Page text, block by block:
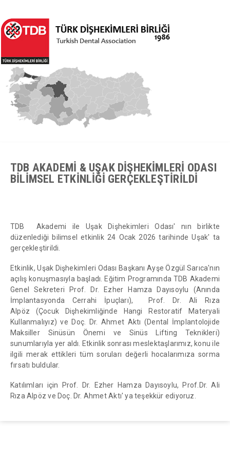
TDB AKADEMİ & UŞAK DİŞHEKİMLERİ ODASI
BİLİMSEL ETKİNLİĞİ GERÇEKLEŞTİRİLDİ
TDB Akademi ile Uşak Dişhekimleri Odası' nın birlikte
düzenlediği bilimsel etkinlik 24 Ocak 2026 tarihinde Uşak' ta
gerçekleştirildi.
Etkinlik, Uşak Dişhekimleri Odası Başkanı Ayşe Özgül Sarıca'nın
açılış konuşmasıyla başladı. Eğitim Programında TDB Akademi
Genel Sekreteri Prof. Dr. Ezher Hamza Dayısoylu (Anında
İmplantasyonda Cerrahi İpuçları), Prof. Dr. Ali Rıza
Alpöz (Çocuk Dişhekimliğinde Hangi Restoratif Materyali
Kullanmalıyız) ve Doç. Dr. Ahmet Aktı (Dental İmplantolojide
Maksiller Sinüsün Önemi ve Sinüs Lifting Teknikleri)
sunumlarıyla yer aldı. Etkinlik sonrası meslektaşlarımız, konu ile
ilgili merak ettikleri tüm soruları değerli hocalarımıza sorma
fırsatı buldular.
Katılımları için Prof. Dr. Ezher Hamza Dayısoylu, Prof.Dr. Ali
Rıza Alpöz ve Doç. Dr. Ahmet Aktı' ya teşekkür ediyoruz.